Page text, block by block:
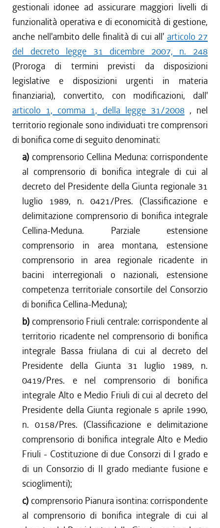
gestionali idonee ad assicurare maggiori livelli di
funzionalità operativa e di economicità di gestione,
anche nell'ambito delle finalità di cui all' articolo 27
del decreto legge 31 dicembre 2007, n. 248
(Proroga di termini previsti da disposizioni
legislative e disposizioni urgenti in materia
finanziaria), convertito, con modificazioni, dall'
articolo 1, comma 1, della legge 31/2008 , nel
territorio regionale sono individuati tre comprensori
di bonifica come di seguito denominati:
a) comprensorio Cellina Meduna: corrispondente
al comprensorio di bonifica integrale di cui al
decreto del Presidente della Giunta regionale 31
luglio 1989, n. 0421/Pres. (Classificazione e
delimitazione comprensorio di bonifica integrale
Cellina-Meduna. Parziale estensione
comprensorio in area montana, estensione
comprensorio in area regionale ricadente in
bacini interregionali o nazionali, estensione
competenza territoriale consortile del Consorzio
di bonifica Cellina-Meduna);
b) comprensorio Friuli centrale: corrispondente al
territorio ricadente nel comprensorio di bonifica
integrale Bassa friulana di cui al decreto del
Presidente della Giunta 31 luglio 1989, n.
0419/Pres. e nel comprensorio di bonifica
integrale Alto e Medio Friuli di cui al decreto del
Presidente della Giunta regionale 5 aprile 1990,
n. 0158/Pres. (Classificazione e delimitazione
comprensorio di bonifica integrale Alto e Medio
Friuli - Costituzione di due Consorzi di I grado e
di un Consorzio di II grado mediante fusione e
scioglimenti);
c) comprensorio Pianura isontina: corrispondente
al comprensorio di bonifica integrale di cui al